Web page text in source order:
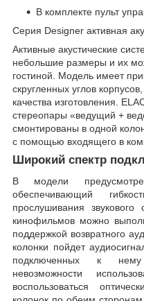
В комплекте пульт
Серия Designer активная
Активные акустические
небольшие размеры и их
гостиной. Модель имеет
скругленных углов
качества изготовления.
стереопары «ведущий +
смонтированы в одной
с помощью входящего в
Широкий спектр
В модели
обеспечивающий
прослушивания
кинофильмов можно
поддержкой возвратного
колонки пойдет
подключенных к
невозможности
воспользоваться